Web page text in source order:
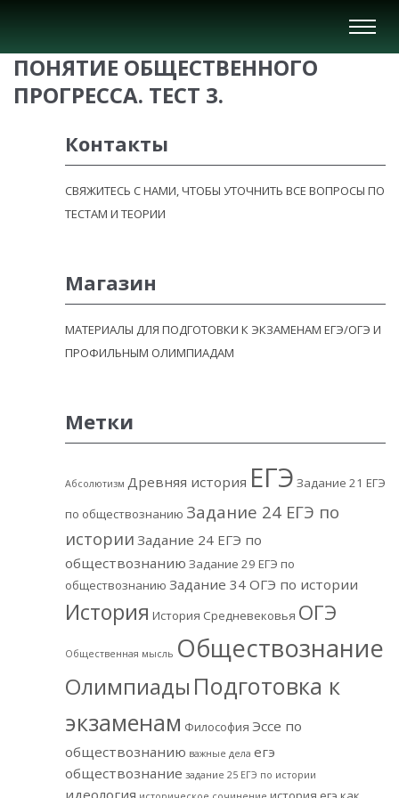
Вкл/
Выкл
ПОНЯТИЕ ОБЩЕСТВЕННОГО
ПРОГРЕССА. ТЕСТ 3.
Контакты
СВЯЖИТЕСЬ С НАМИ, ЧТОБЫ УТОЧНИТЬ ВСЕ ВОПРОСЫ ПО
ТЕСТАМ И ТЕОРИИ
Магазин
МАТЕРИАЛЫ ДЛЯ ПОДГОТОВКИ К ЭКЗАМЕНАМ ЕГЭ/ОГЭ И
ПРОФИЛЬНЫМ ОЛИМПИАДАМ
Метки
Абсолютизм Древняя история ЕГЭ Задание 21 ЕГЭ
по обществознанию Задание 24 ЕГЭ по
истории Задание 24 ЕГЭ по
обществознанию Задание 29 ЕГЭ по
обществознанию Задание 34 ОГЭ по истории
История История Средневековья ОГЭ
Общественная мысль Обществознание
Олимпиады Подготовка к
экзаменам Философия Эссе по
обществознанию важные дела егэ
обществознание задание 25 ЕГЭ по истории
идеология